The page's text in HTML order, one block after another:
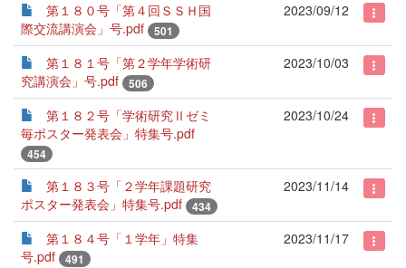
第１８０号「第４回ＳＳＨ国
際交流講演会」号.pdf
501
2023/09/12
第１８１号「第２学年学術研
究講演会」号.pdf
506
2023/10/03
第１８２号「学術研究Ⅱゼミ
毎ポスター発表会」特集号.pdf
454
2023/10/24
第１８３号「２学年課題研究
ポスター発表会」特集号.pdf
434
2023/11/14
第１８４号「１学年」特集
号.pdf
491
2023/11/17